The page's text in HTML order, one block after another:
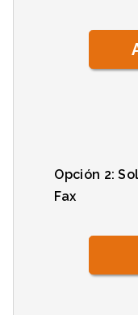
Opción 2:
Fax